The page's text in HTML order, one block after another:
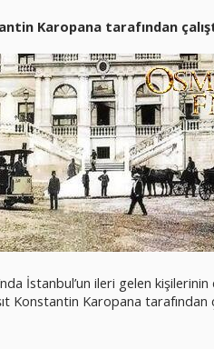
Karopana tarafından
İstanbul’un ileri gelen
Karopana tarafından